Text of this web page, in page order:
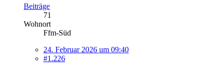
Beiträge
71
Wohnort
Ffm-Süd
24. Februar 2026 um 09:40
#1.226